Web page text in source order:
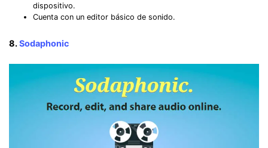
dispositivo.
Cuenta con un editor básico de sonido.
8.Sodaphonic